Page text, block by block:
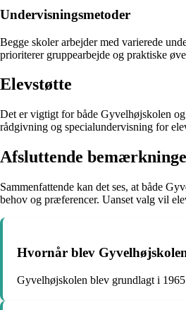
Undervisningsmetoder
Begge skoler arbejder med varierede
prioriterer gruppearbejde og praktiske
Elevstøtte
Det er vigtigt for både Gyvelhøjskolen
rådgivning og specialundervisning for
Afsluttende
Sammenfattende kan det ses, at både
behov og præferencer. Uanset valg vil
Hvornår blev
Gyvelhøjskolen blev grundlagt i